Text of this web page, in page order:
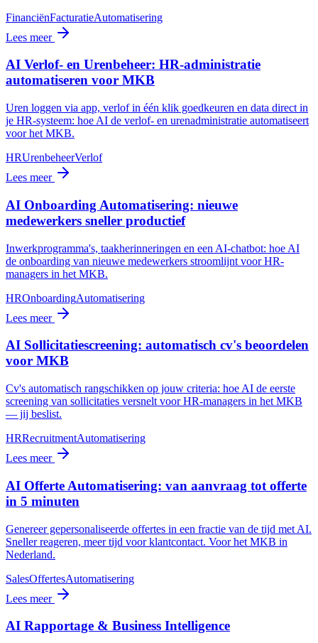
FinanciënFacturatieAutomatisering
Lees meer
AI Verlof- en Urenbeheer: HR-administratie
automatiseren voor MKB
Uren loggen via app, verlof in één klik goedkeuren en data direct in
je HR-systeem: hoe AI de verlof- en urenadministratie automatiseert
voor het MKB.
HRUrenbeheerVerlof
Lees meer
AI Onboarding Automatisering: nieuwe
medewerkers sneller productief
Inwerkprogramma's, taakherinneringen en een AI-chatbot: hoe AI
de onboarding van nieuwe medewerkers stroomlijnt voor HR-
managers in het MKB.
HROnboardingAutomatisering
Lees meer
AI Sollicitatiescreening: automatisch cv's beoordelen
voor MKB
Cv's automatisch rangschikken op jouw criteria: hoe AI de eerste
screening van sollicitaties versnelt voor HR-managers in het MKB
— jij beslist.
HRRecruitmentAutomatisering
Lees meer
AI Offerte Automatisering: van aanvraag tot offerte
in 5 minuten
Genereer gepersonaliseerde offertes in een fractie van de tijd met AI.
Sneller reageren, meer tijd voor klantcontact. Voor het MKB in
Nederland.
SalesOffertesAutomatisering
Lees meer
AI Rapportage & Business Intelligence